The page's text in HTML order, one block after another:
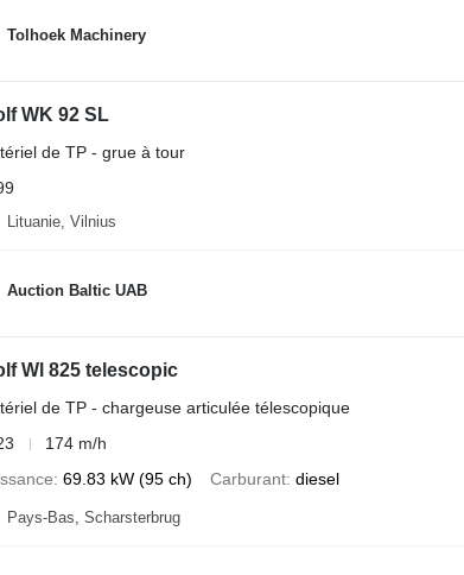
Tolhoek Machinery
WK 92 SL
de TP - grue à tour
Lituanie, Vilnius
Auction Baltic UAB
Wl 825 telescopic
de TP - chargeuse articulée télescopique
174 m/h
69.83 kW (95 ch) Carburant diesel
Pays-Bas, Scharsterbrug